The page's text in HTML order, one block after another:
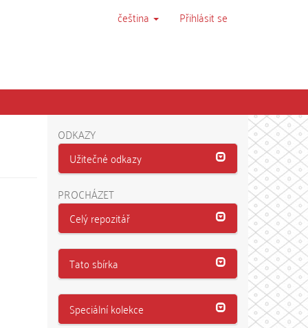
čeština Přihlásit se
ODKAZY
Užitečné odkazy
PROCHÁZET
Celý repozitář
Tato sbírka
Speciální kolekce